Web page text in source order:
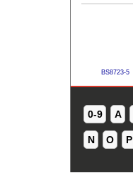
BS8723-5
0-9 A
N O P